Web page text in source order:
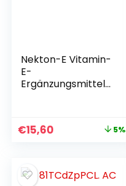
Nekton-E Vitamin-
E-
Ergänzungsmittel
€15,60 5%